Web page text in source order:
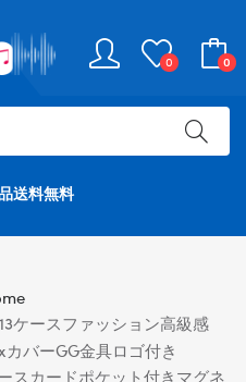
0 0
送料無料
ケースファッション高級感
バーGG金具ロゴ付き
スカードポケット付きマグネ